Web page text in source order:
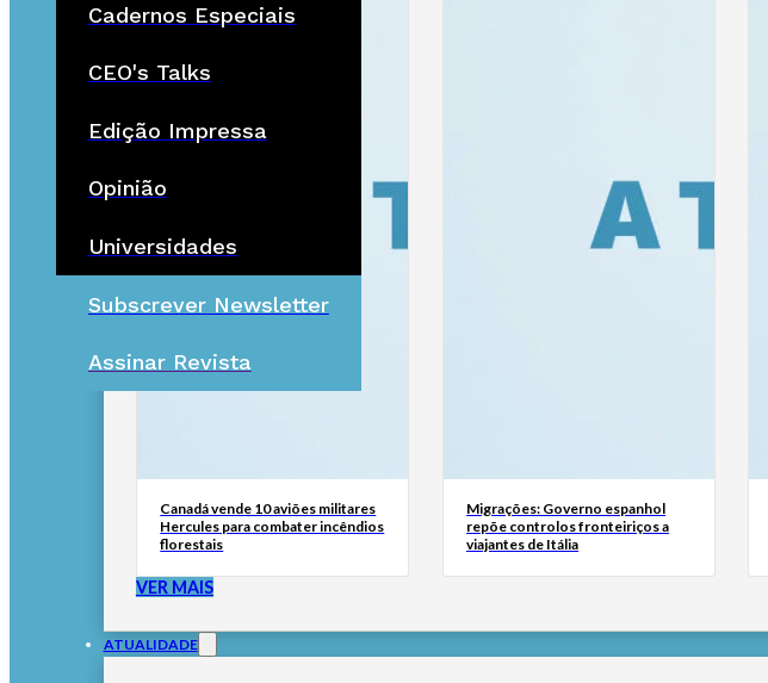
Cadernos Especiais
CEO's Talks
Edição Impressa
Opinião
Universidades
Subscrever Newsletter
Assinar Revista
Canadá vende 10 aviões militares
Hercules para combater incêndios
florestais
Migrações: Governo espanhol
repõe controlos fronteiriços a
viajantes de Itália
VER MAIS
ATUALIDADE